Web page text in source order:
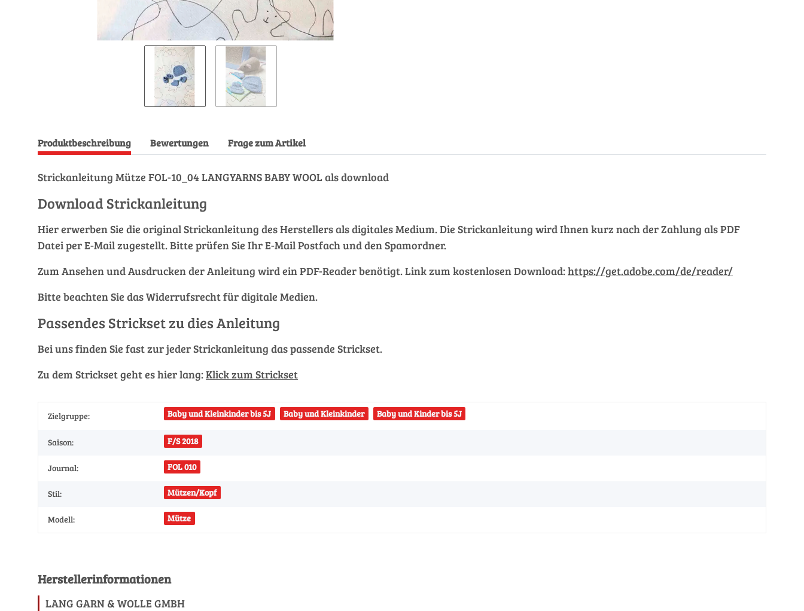
Produktbeschreibung Bewertungen Frage zum Artikel
Strickanleitung Mütze FOL-10_04 LANGYARNS BABY WOOL als download
Download Strickanleitung
Hier erwerben Sie die original Strickanleitung des Herstellers als digitales Medium. Die Strickanleitung wird Ihnen kurz nach der Zahlung als PDF
Datei per E-Mail zugestellt. Bitte prüfen Sie Ihr E-Mail Postfach und den Spamordner.
Zum Ansehen und Ausdrucken der Anleitung wird ein PDF-Reader benötigt. Link zum kostenlosen Download:https://get.adobe.com/de/reader/
Bitte beachten Sie das Widerrufsrecht für digitale Medien.
Passendes Strickset zu dies Anleitung
Bei uns finden Sie fast zur jeder Strickanleitung das passende Strickset.
Zu dem Strickset geht es hier lang:Klick zum Strickset
Zielgruppe: Baby und Kleinkinder bis 5J Baby und Kleinkinder Baby und Kinder bis 5J
Saison: F/S 2018
Journal: FOL 010
Stil: Mützen/Kopf
Modell: Mütze
Herstellerinformationen
LANG GARN & WOLLE GMBH